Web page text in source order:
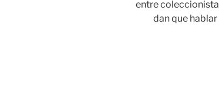
entre
dan que